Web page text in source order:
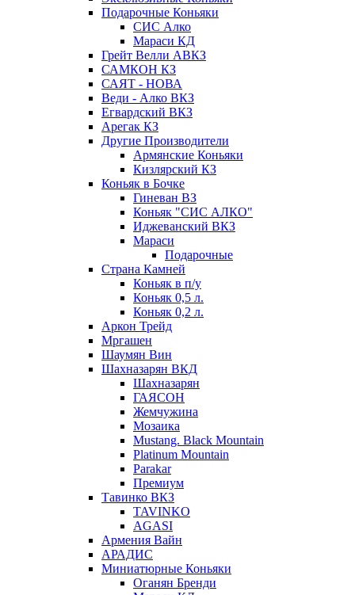
Подарочные Коньяки
СИС Алко
Мараси КД
Грейт Велли АВКЗ
САМКОН КЗ
САЯТ - НОВА
Веди - Алко ВКЗ
Егвардский ВКЗ
Арегак КЗ
Другие Производители
Армянские Коньяки
Кизлярский КЗ
Коньяк в Бочке
Гиневан ВЗ
Коньяк "СИС АЛКО"
Иджеванский ВКЗ
Мараси
Подарочные
Страна Камней
Коньяк в п/у
Коньяк 0,5 л.
Коньяк 0,2 л.
Аркон Трейд
Мргашен
Шаумян Вин
Шахназарян ВКД
Шахназарян
ГАЯСОН
Жемчужина
Мозаика
Mustang. Black Mountain
Platinum Mountain
Parakar
Премиум
Тавинко ВКЗ
TAVINKO
AGASI
Армения Вайн
АРАДИС
Миниатюрные Коньяки
Оганян Бренди